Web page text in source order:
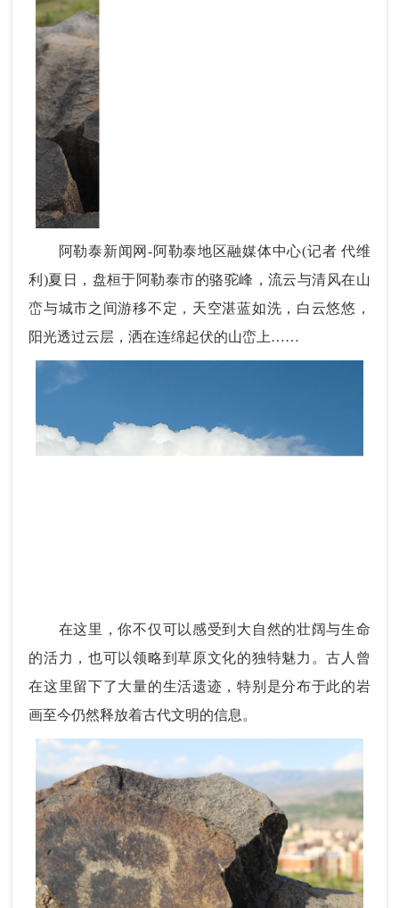
阿勒泰新闻网-阿勒泰地区融媒体中心(记者 代维
利)夏日， 盘桓于阿勒泰市的骆驼峰，流云与清风在山
峦与城市之间游移不定，天空湛蓝如洗，白云悠悠 ，
阳光透过云层，洒在连绵起伏的山峦上……
在这里，你不仅可以感受到大自然的壮阔与生命
的活力，也可以领略到草原文化的独特魅力。古人 曾
在这里留下了大量的生活遗迹，特别是分布于此的岩
画至今仍然释放着古代文明的信息。